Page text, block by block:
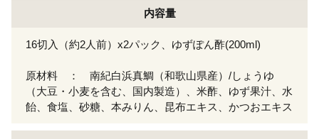
内容量
16切入（約2人前）x2パック、ゆずぽん酢(200ml)
原材料 ： 南紀白浜真鯛（和歌山県産）/しょうゆ
（大豆・小麦を含む、国内製造）、米酢、ゆず果汁、水
飴、食塩、砂糖、本みりん、昆布エキス、かつおエキス